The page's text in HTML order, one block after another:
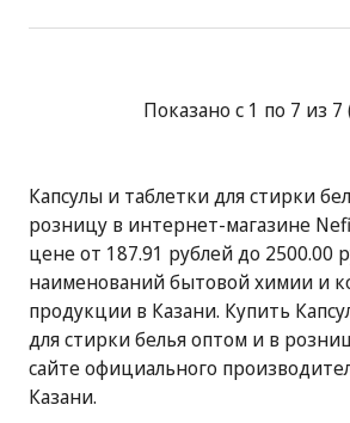
Показано с 1 по 7 из
Капсулы и таблетки для стирки
розницу в интернет-магазине
цене от 187.91 рублей до 2500.00
наименований бытовой химии и
продукции в Казани. Купить
для стирки белья оптом и в
сайте официального
Казани.